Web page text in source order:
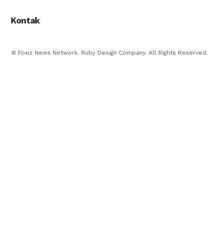
Kontak
© Foxiz News Network. Ruby Design Company. All Rights Reserved.